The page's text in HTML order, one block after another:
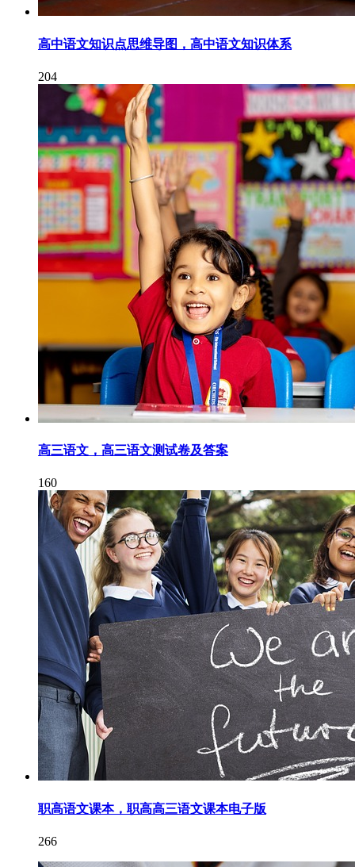
高中语文知识点思维导图，高中语文知识体系
204
高三语文，高三语文测试卷及答案
160
职高语文课本，职高高三语文课本电子版
266